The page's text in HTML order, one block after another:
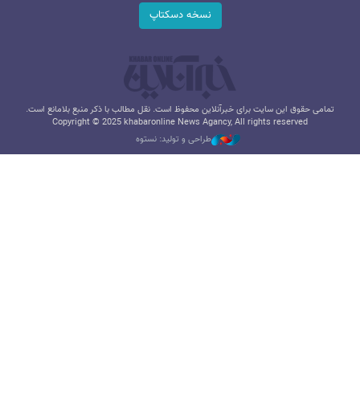
نسخه دسکتاپ
تمامی حقوق این سایت برای خبرآنلاین محفوظ است. نقل مطالب با ذکر منبع بلامانع است.
Copyright © 2025 khabaronline News Agancy, All rights reserved
طراحی و تولید: نستوه